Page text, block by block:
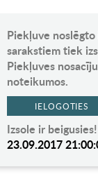
Piekļuve
sarakstiem tiek
Piekļuves
noteikumos.
IELOGOTIES
Izsole ir beigusies!
23.09.2017